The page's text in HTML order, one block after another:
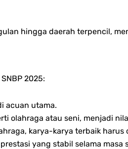
hingga daerah terpencil,
2025:
acuan utama.
olahraga atau seni, menjadi
karya-karya terbaik harus
yang stabil selama masa